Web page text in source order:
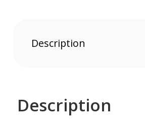
Description
Description